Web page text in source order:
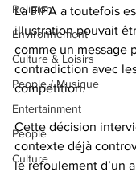
Religion
Environnement
Culture & Loisirs
People / Musique
Entertainment
People
Culture
La FIFA a toutefois
illustration pouvait
comme un message
contradiction avec
compétition.
Cette décision
contexte déjà
le refoulement d’un